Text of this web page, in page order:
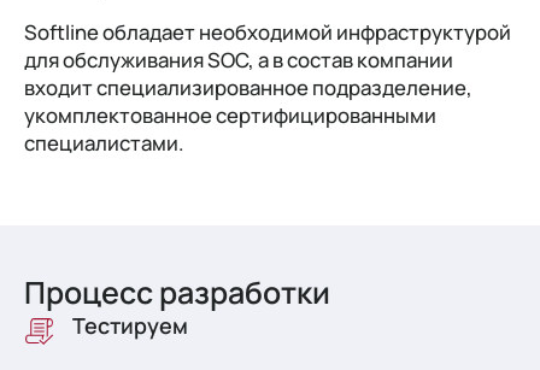
Softline обладает необходимой инфраструктурой
для обслуживания SOC, а в состав компании
входит специализированное подразделение,
укомплектованное сертифицированными
специалистами.
Процесс разработки
Тестируем